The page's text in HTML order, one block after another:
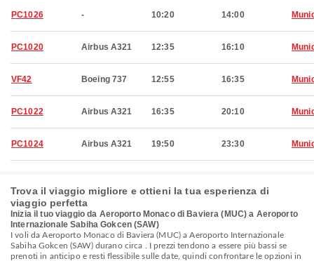
PC1026 - 10:20 14:00
PC1020 Airbus A321 12:35 16:10
VF42 Boeing 737 12:55 16:35
PC1022 Airbus A321 16:35 20:10
PC1024 Airbus A321 19:50 23:30
Trova il viaggio migliore e ottieni la tua esperienza di
viaggio perfetta
Inizia il tuo viaggio da Aeroporto Monaco di Baviera (MUC) a Aeroporto
Internazionale Sabiha Gokcen (SAW)
I voli da Aeroporto Monaco di Baviera (MUC) a Aeroporto Internazionale
Sabiha Gokcen (SAW) durano circa . I prezzi tendono a essere più bassi se
prenoti in anticipo e resti flessibile sulle date, quindi confrontare le opzioni in